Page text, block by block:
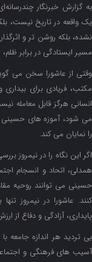
به گزارش خبرنگار
یک واقعه در تاریخ نیست،
نشده، بلکه روشن تر و
مسیر ایستادگی در برابر
وقتی از عاشورا سخن می
مکتب، فریادی برای
انسانی هرگز قابل معامله
می شود، آموزه های
را نمایان می کند.
اگر این نگاه را در نیمروز
همدلی، اتحاد و انسجام
حسینی می توانند روحیه
کنند. عاشورا در نیمروز
پایداری، آزادگی و دفاع از
بی تردید هر اندازه جامعه
آسیب های فرهنگی و